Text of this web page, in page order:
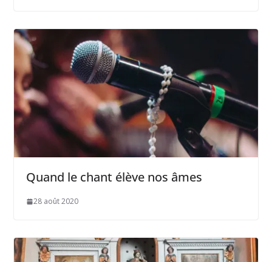
Quand le chant élève nos âmes
28 août 2020